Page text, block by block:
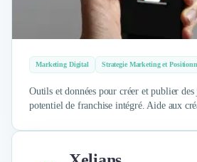
Marketing Digital Strategie Marketing et
Outils et données pour créer et publier des
potentiel de franchise intégré. Aide aux